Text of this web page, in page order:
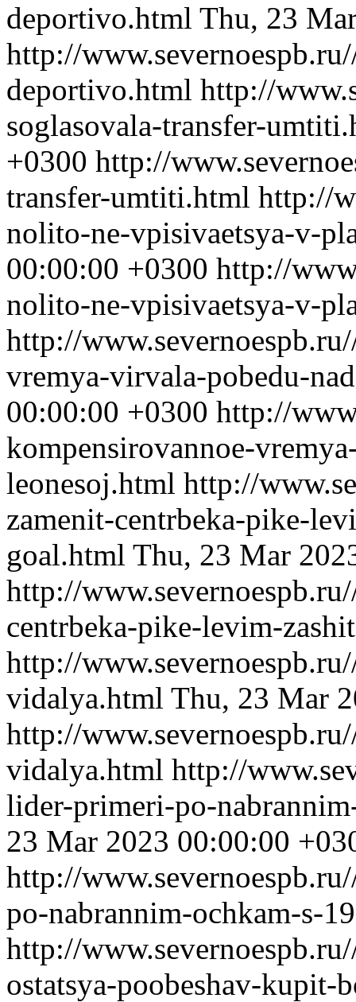
deportivo.html Thu, 23
http://
deportivo.html http://
soglasovala-transfer-
+0300 http://
transfer-umtiti.html http://
nolito-ne-vpisivaetsya-v-
00:00:00 +0300 http://
nolito-ne-vpisivaetsya-v-
http://
vremya-virvala-pobedu-
00:00:00 +0300 http://
kompensirovannoe-
leonesoj.html http://
zamenit-centrbeka-pike-
goal.html Thu, 23 Mar
http://
centrbeka-pike-levim-
http://
vidalya.html Thu, 23 Mar
http://
vidalya.html http://
lider-primeri-po-
23 Mar 2023 00:00:00
http://
po-nabrannim-ochkam-s-
http://
ostatsya-poobeshav-